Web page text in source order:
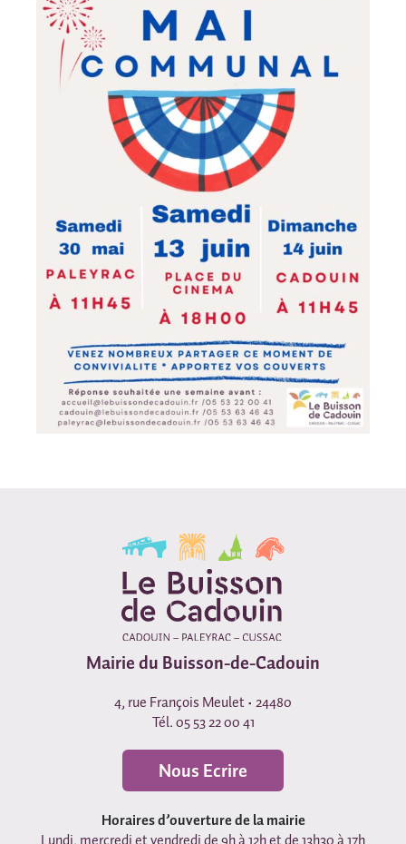
Mairie du Buisson-de-Cadouin
4, rue François Meulet • 24480
Tél. 05 53 22 00 41
Nous Ecrire
Horaires d’ouverture de la mairie
Lundi, mercredi et vendredi de 9h à 12h et de 13h30 à 17h